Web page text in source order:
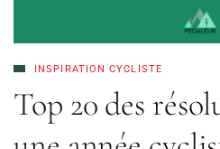
INSPIRATION CYCLISTE
Top 20 des